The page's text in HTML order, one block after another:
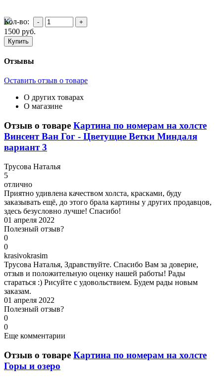
Кол-во:
1500 руб.
Отзывы
Оставить отзыв о товаре
О других товарах
О магазине
Отзыв о товаре Картина по номерам на холсте
Винсент Ван Гог - Цветущие Ветки Миндаля
вариант 3
Трусова Наталья
5
отлично
Приятно удивлена качеством холста, красками, буду
заказывать ещё, до этого брала картины у других продавцов,
здесь безусловно лучше! Спасибо!
01 апреля 2022
Полезный отзыв?
0
0
krasivokrasim
Трусова Наталья, Здравствуйте. Спасибо Вам за доверие,
отзыв и положительную оценку нашей работы! Рады
стараться :) Рисуйте с удовольствием. Будем рады новым
заказам.
01 апреля 2022
Полезный отзыв?
0
0
Еще комментарии
Отзыв о товаре Картина по номерам на холсте
Горы и озеро